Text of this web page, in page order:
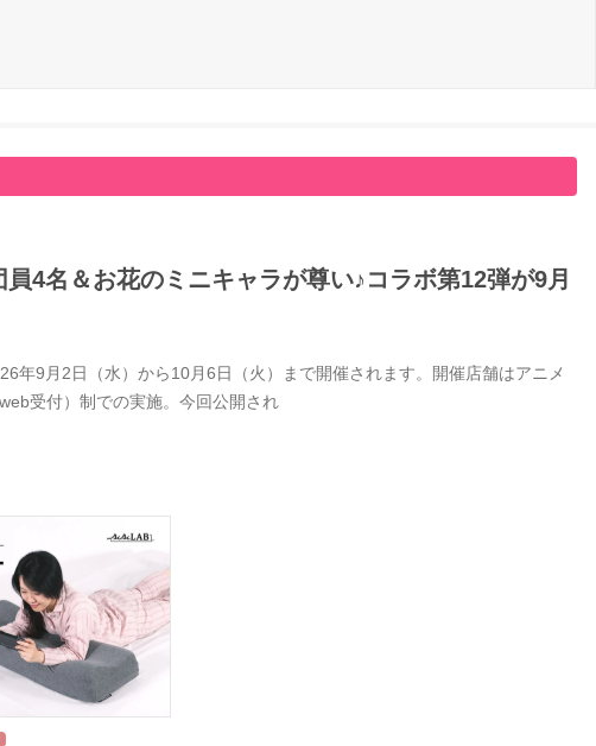
4名＆お花のミニキャラが尊い♪コラボ第12弾が9月
年9月2日（水）から10月6日（火）まで開催されます。開催店舗はアニメ
受付）制での実施。今回公開され